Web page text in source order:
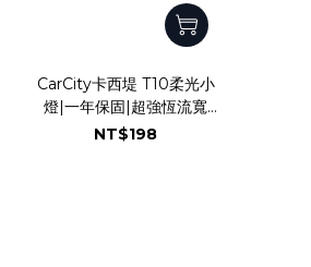
CarCity卡西堤 T10柔光小
燈|一年保固|超強恆流寬
壓|車用小燈
NT$198